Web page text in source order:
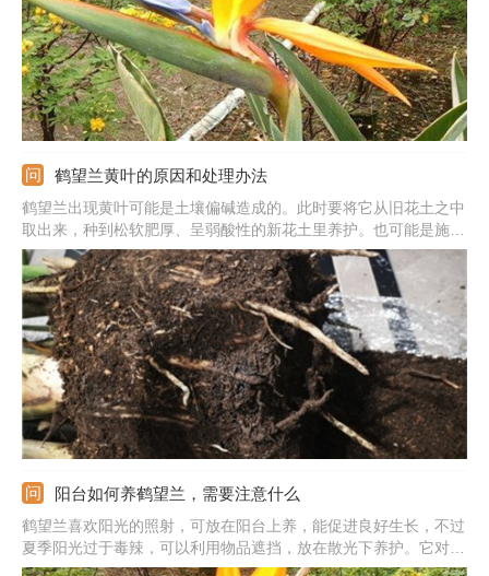
鹤望兰黄叶的原因和处理办法
鹤望兰出现黄叶可能是土壤偏碱造成的。此时要将它从旧花土之中
取出来，种到松软肥厚、呈弱酸性的新花土里养护。也可能是施肥
太少造成的。此时要增加为它施肥的频率，为它补施一些肥效快的
花肥帮它恢复。还可能是光照过强造成的。此时要剪掉黄叶，并且
在光照较强的时候，使用遮光网为它遮光。
阳台如何养鹤望兰，需要注意什么
鹤望兰喜欢阳光的照射，可放在阳台上养，能促进良好生长，不过
夏季阳光过于毒辣，可以利用物品遮挡，放在散光下养护。它对水
分有需求，根据季节的变化来决定频率，水量不能过多。生长期要